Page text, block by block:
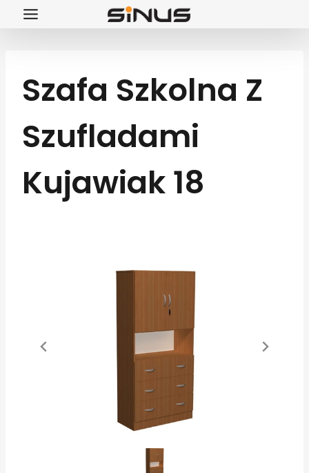
Przejdź
Szafa Szkolna Z
Szufladami
Kujawiak 18